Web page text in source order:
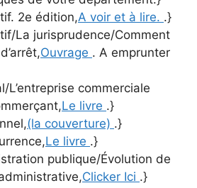
2e édition,A voir et à lire. .}
La jurisprudence/Comment
Ouvrage . A emprunter
L’entreprise commerciale
Le livre .}
(la couverture) .}
Le livre .}
publique/Évolution de
Clicker Ici .}